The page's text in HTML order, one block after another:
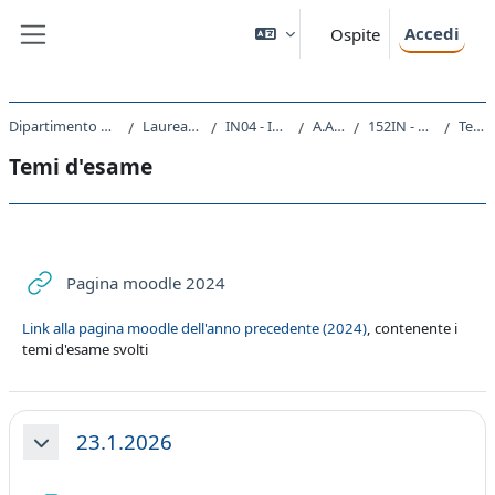
Ospite Accedi
Dipartimento di Ingegneria e Architettura Laurea triennale (DM270) IN04 - INGEGNERIA NAVALE A.A. 2025 - 2026 152IN - FISICA TECNICA 2025 Temi d'esame
Temi d'esame
Pagina moodle 2024URL
Link alla pagina moodle dell'anno precedente (2024), contenente i
temi d'esame svolti
Minimizza23.1.2026